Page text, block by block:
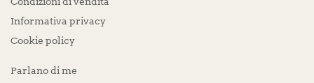
Informativa privacy
Cookie policy
Parlano di me